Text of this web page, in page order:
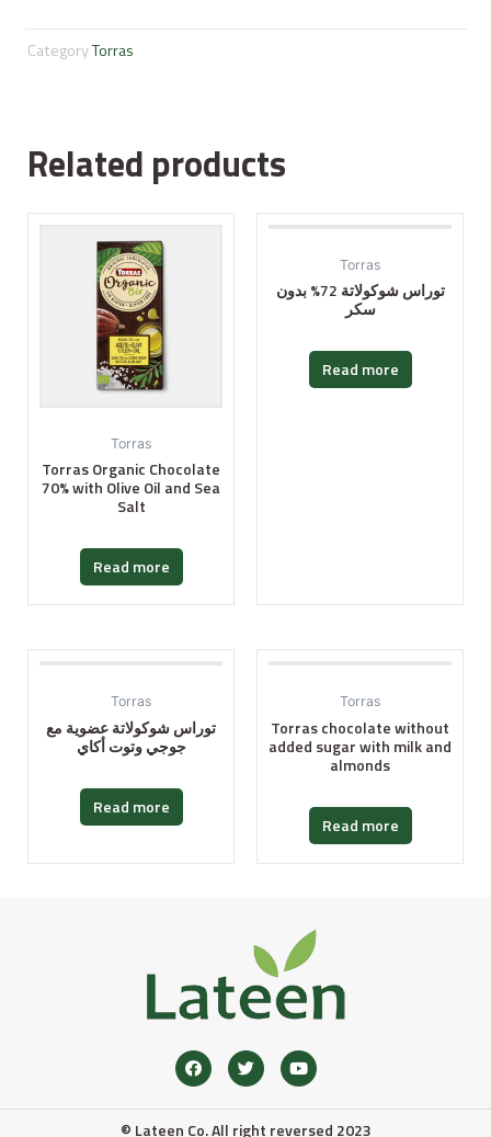
CategoryTorras
Related products
Torras
Torras Organic Chocolate
70% with Olive Oil and Sea
Salt
Read more
Torras
توراس شوكولاتة 72% بدون
سكر
Read more
Torras
توراس شوكولاتة عضوية مع
جوجي وتوت أكاي
Read more
Torras
Torras chocolate without
added sugar with milk and
almonds
Read more
© Lateen Co. All right reversed 2023